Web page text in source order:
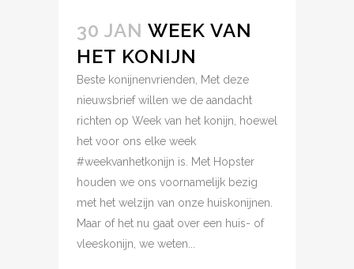
30 JAN WEEK VAN
HET KONIJN
Beste konijnenvrienden, Met deze
nieuwsbrief willen we de aandacht
richten op Week van het konijn, hoewel
het voor ons elke week
#weekvanhetkonijn is. Met Hopster
houden we ons voornamelijk bezig
met het welzijn van onze huiskonijnen.
Maar of het nu gaat over een huis- of
vleeskonijn, we weten...